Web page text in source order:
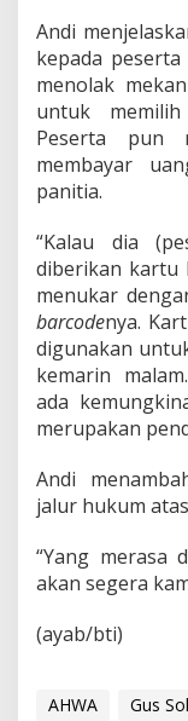
Andi
kepada
menolak
untuk
Peserta pun
membayar
panitia.
“Kalau dia
diberikan kartu
menukar
barcodenya.
digunakan
kemarin
ada
merupakan
Andi
jalur hukum
“Yang merasa
akan segera
(ayab/bti)
AHWA Gus